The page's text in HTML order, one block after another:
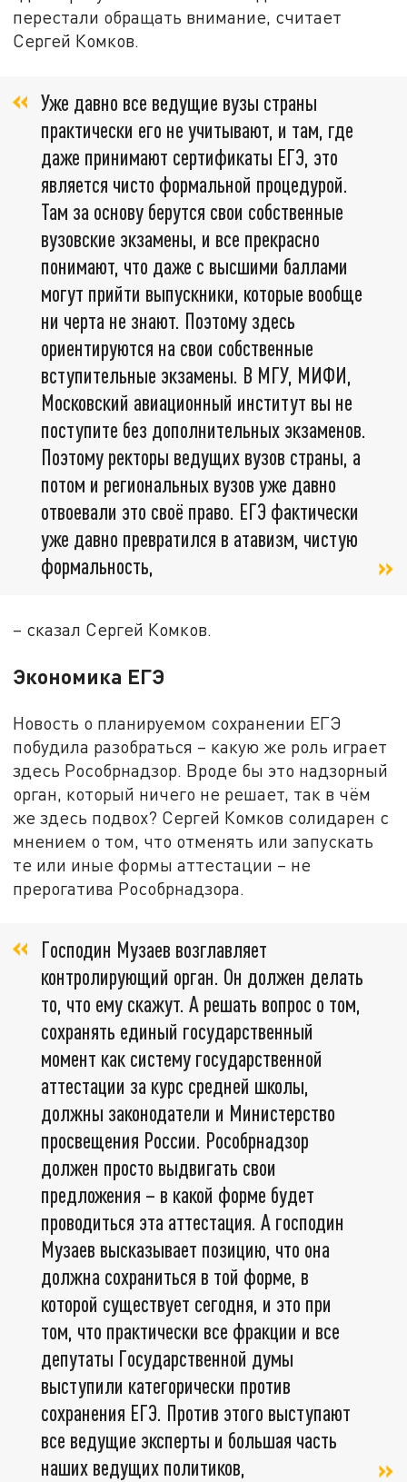
перестали обращать внимание, считает
Сергей Комков.
Уже давно все ведущие вузы страны
практически его не учитывают, и там, где
даже принимают сертификаты ЕГЭ, это
является чисто формальной процедурой.
Там за основу берутся свои собственные
вузовские экзамены, и все прекрасно
понимают, что даже с высшими баллами
могут прийти выпускники, которые вообще
ни черта не знают. Поэтому здесь
ориентируются на свои собственные
вступительные экзамены. В МГУ, МИФИ,
Московский авиационный институт вы не
поступите без дополнительных экзаменов.
Поэтому ректоры ведущих вузов страны, а
потом и региональных вузов уже давно
отвоевали это своё право. ЕГЭ фактически
уже давно превратился в атавизм, чистую
формальность,
– сказал Сергей Комков.
Экономика ЕГЭ
Новость о планируемом сохранении ЕГЭ
побудила разобраться – какую же роль играет
здесь Рособрнадзор. Вроде бы это надзорный
орган, который ничего не решает, так в чём
же здесь подвох? Сергей Комков солидарен с
мнением о том, что отменять или запускать
те или иные формы аттестации – не
прерогатива Рособрнадзора.
Господин Музаев возглавляет
контролирующий орган. Он должен делать
то, что ему скажут. А решать вопрос о том,
сохранять единый государственный
момент как систему государственной
аттестации за курс средней школы,
должны законодатели и Министерство
просвещения России. Рособрнадзор
должен просто выдвигать свои
предложения – в какой форме будет
проводиться эта аттестация. А господин
Музаев высказывает позицию, что она
должна сохраниться в той форме, в
которой существует сегодня, и это при
том, что практически все фракции и все
депутаты Государственной думы
выступили категорически против
сохранения ЕГЭ. Против этого выступают
все ведущие эксперты и большая часть
наших ведущих политиков,